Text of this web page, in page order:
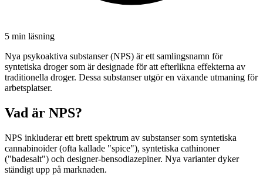
5 min läsning
Nya psykoaktiva substanser (NPS) är ett samlingsnamn för
syntetiska droger som är designade för att efterlikna effekterna av
traditionella droger. Dessa substanser utgör en växande utmaning för
arbetsplatser.
Vad är NPS?
NPS inkluderar ett brett spektrum av substanser som syntetiska
cannabinoider (ofta kallade "spice"), syntetiska cathinoner
("badesalt") och designer-bensodiazepiner. Nya varianter dyker
ständigt upp på marknaden.